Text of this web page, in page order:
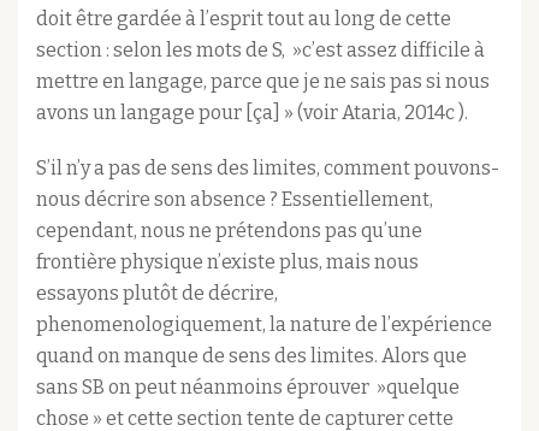
doit être gardée à l’esprit tout au long de cette
section : selon les mots de S, »c’est assez difficile à
mettre en langage, parce que je ne sais pas si nous
avons un langage pour [ça] » (voir Ataria, 2014c ).
S’il n’y a pas de sens des limites, comment pouvons-
nous décrire son absence ? Essentiellement,
cependant, nous ne prétendons pas qu’une
frontière physique n’existe plus, mais nous
essayons plutôt de décrire,
phenomenologiquement, la nature de l’expérience
quand on manque de sens des limites. Alors que
sans SB on peut néanmoins éprouver »quelque
chose » et cette section tente de capturer cette